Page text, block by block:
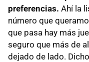
preferencias. Ahí la
número que
que pasa hay más
seguro que más de
dejado de lado.